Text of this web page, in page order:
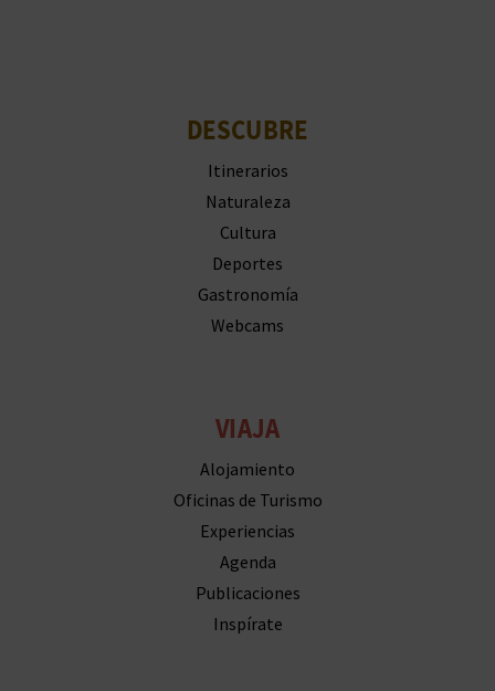
Itinerarios
Cultura
Deportes
Gastronomía
Webcams
Alojamiento
Experiencias
Agenda
Publicaciones
Inspírate